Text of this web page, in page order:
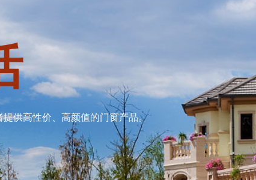
供高性价、高颜值的门窗产品。